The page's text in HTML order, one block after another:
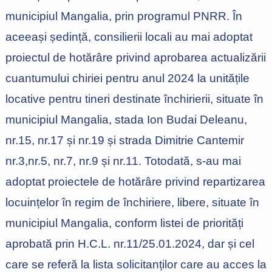
municipiul Mangalia, prin programul PNRR. În
aceeași ședință, consilierii locali au mai adoptat
proiectul de hotărâre privind aprobarea actualizării
cuantumului chiriei pentru anul 2024 la unitățile
locative pentru tineri destinate închirierii, situate în
municipiul Mangalia, stada Ion Budai Deleanu,
nr.15, nr.17 și nr.19 și strada Dimitrie Cantemir
nr.3,nr.5, nr.7, nr.9 și nr.11. Totodată, s-au mai
adoptat proiectele de hotărâre privind repartizarea
locuințelor în regim de închiriere, libere, situate în
municipiul Mangalia, conform listei de priorități
aprobată prin H.C.L. nr.11/25.01.2024, dar și cel
care se referă la lista solicitanților care au acces la